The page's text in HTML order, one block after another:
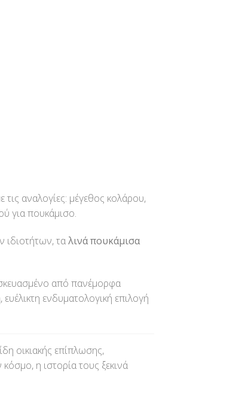
τις αναλογίες: μέγεθος κολάρου,
για πουκάμισο.
ιδιοτήτων, ταλινά πουκάμισα
από πανέμορφα
ενδυματολογική επιλογή
οικιακής επίπλωσης,
η ιστορία τους ξεκινά